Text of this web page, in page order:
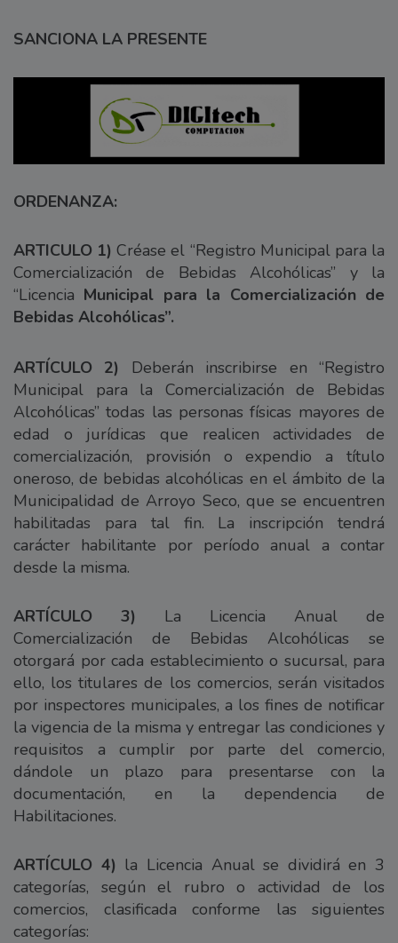
SANCIONA LA PRESENTE
ORDENANZA:
ARTICULO 1) Créase el “Registro Municipal para la
Comercialización de Bebidas Alcohólicas” y la
“Licencia Municipal para la Comercialización de
Bebidas Alcohólicas”.
ARTÍCULO 2)
Deberán inscribirse en “Registro
Municipal para la Comercialización de Bebidas
Alcohólicas” todas las personas físicas mayores de
edad o jurídicas que realicen actividades de
comercialización, provisión o expendio a título
oneroso, de bebidas alcohólicas en el ámbito de la
Municipalidad de Arroyo Seco, que se encuentren
habilitadas para tal fin. La inscripción tendrá
carácter habilitante por período anual a contar
desde la misma.
ARTÍCULO 3) La Licencia Anual de
Comercialización de Bebidas Alcohólicas se
otorgará por cada establecimiento o sucursal, para
ello, los titulares de los comercios, serán visitados
por inspectores municipales, a los fines de notificar
la vigencia de la misma y entregar las condiciones y
requisitos a cumplir por parte del comercio,
dándole un plazo para presentarse con la
documentación, en la dependencia de
Habilitaciones.
ARTÍCULO 4) la Licencia Anual se dividirá en 3
categorías, según el rubro o actividad de los
comercios, clasificada conforme las siguientes
categorías: